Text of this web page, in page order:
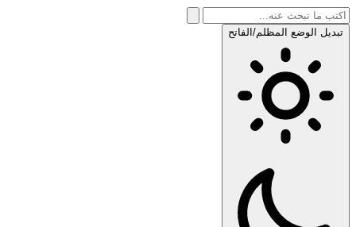
تبديل الوضع المظلم/الفاتح